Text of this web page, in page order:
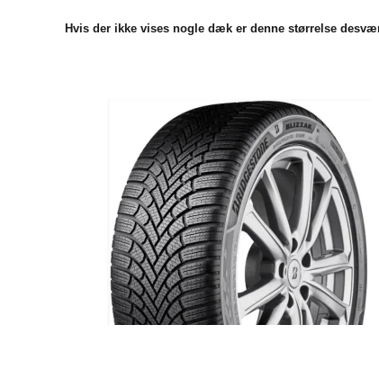
Hvis der ikke vises nogle dæk er denne størrelse